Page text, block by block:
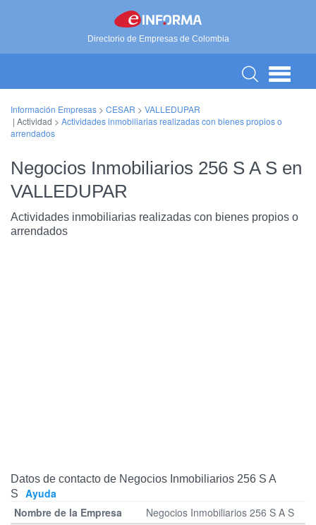
Directorio de Empresas de Colombia
Información Empresas > CESAR > VALLEDUPAR
| Actividad > Actividades inmobiliarias realizadas con bienes propios o
arrendados
Negocios Inmobiliarios 256 S A S en
VALLEDUPAR
Actividades inmobiliarias realizadas con bienes propios o
arrendados
Datos de contacto de Negocios Inmobiliarios 256 S A
S
Ayuda
Negocios Inmobiliarios 256 S A S